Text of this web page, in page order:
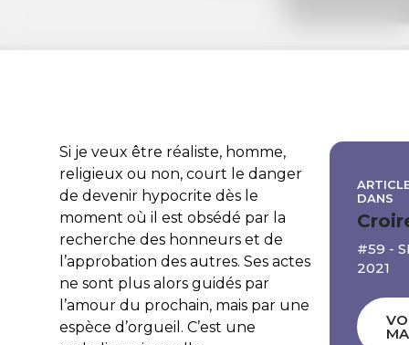
Si je veux être réaliste, homme,
religieux ou non, court le danger
de devenir hypocrite dès le
moment où il est obsédé par la
recherche des honneurs et de
l’approbation des autres. Ses actes
ne sont plus alors guidés par
l’amour du prochain, mais par une
espèce d’orgueil. C’est une
DANS
#59 -
2021